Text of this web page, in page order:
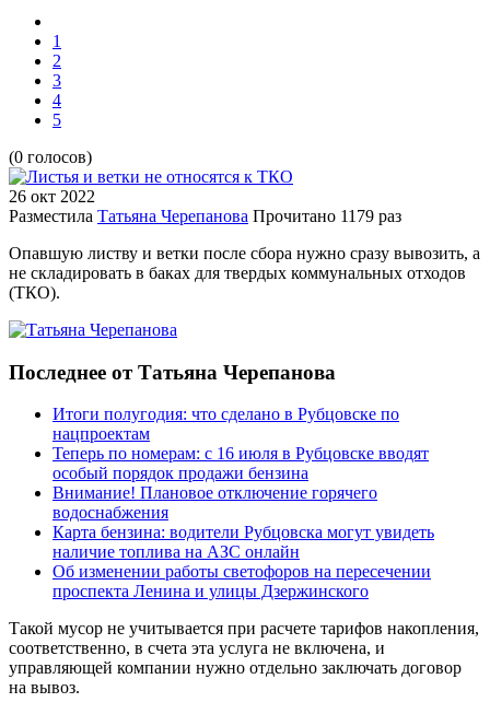
1
2
3
4
5
(0 голосов)
26 окт 2022
Разместила Татьяна Черепанова Прочитано 1179 раз
Опавшую листву и ветки после сбора нужно сразу вывозить, а
не складировать в баках для твердых коммунальных отходов
(ТКО).
Последнее от Татьяна Черепанова
Итоги полугодия: что сделано в Рубцовске по
нацпроектам
Теперь по номерам: с 16 июля в Рубцовске вводят
особый порядок продажи бензина
Внимание! Плановое отключение горячего
водоснабжения
Карта бензина: водители Рубцовска могут увидеть
наличие топлива на АЗС онлайн
Об изменении работы светофоров на пересечении
проспекта Ленина и улицы Дзержинского
Такой мусор не учитывается при расчете тарифов накопления,
соответственно, в счета эта услуга не включена, и
управляющей компании нужно отдельно заключать договор
на вывоз.